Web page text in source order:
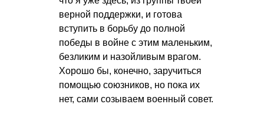
верной поддержки, и готова
вступить в борьбу до полной
победы в войне с этим маленьким,
безликим и назойливым врагом.
Хорошо бы, конечно, заручиться
помощью союзников, но пока их
нет, сами созываем военный совет.